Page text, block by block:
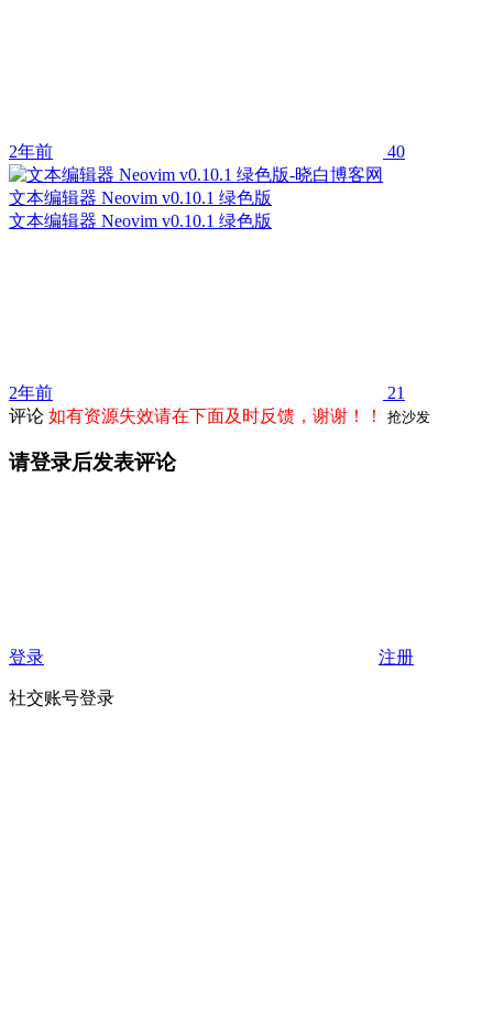
2年前 40
文本编辑器 Neovim v0.10.1 绿色版
文本编辑器 Neovim v0.10.1 绿色版
2年前
21
评论 如有资源失效请在下面及时反馈，谢谢！！ 抢沙发
请登录后发表评论
登录 注册
社交账号登录